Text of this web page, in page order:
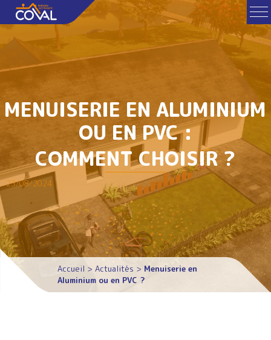
MENUISERIE EN ALUMINIUM
OU EN PVC :
COMMENT CHOISIR ?
23/08/2024
Accueil > Actualités > Menuiserie en
Aluminium ou en PVC ?